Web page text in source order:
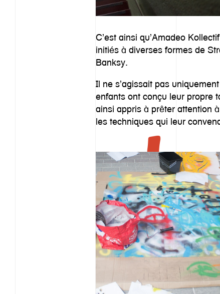
C’est ainsi qu’Amadeo
initiés à diverses formes de
Banksy.
Il ne s’agissait pas
enfants ont conçu leur propre
ainsi appris à prêter attention
les techniques qui leur